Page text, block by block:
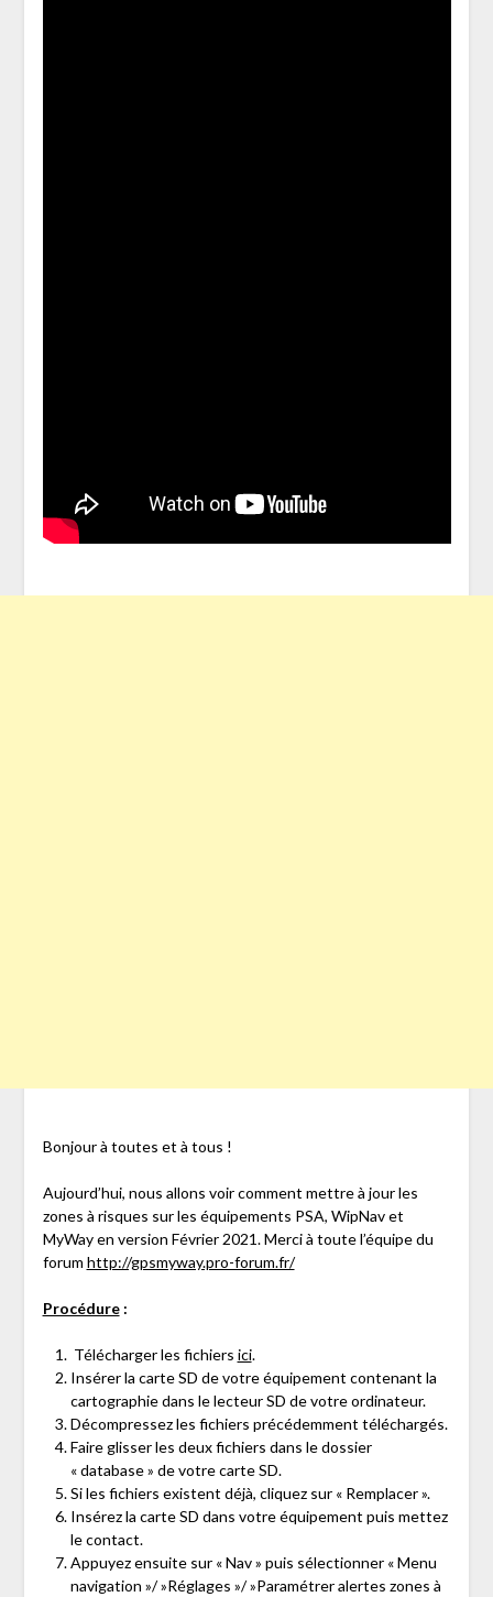
Bonjour à toutes et à tous !
Aujourd’hui, nous allons voir comment mettre à jour les
zones à risques sur les équipements PSA, WipNav et
MyWay en version Février 2021. Merci à toute l’équipe du
forum http://gpsmyway.pro-forum.fr/
Procédure:
Télécharger les fichiers ici.
Insérer la carte SD de votre équipement contenant la
cartographie dans le lecteur SD de votre ordinateur.
Décompressez les fichiers précédemment téléchargés.
Faire glisser les deux fichiers dans le dossier
« database » de votre carte SD.
Si les fichiers existent déjà, cliquez sur « Remplacer ».
Insérez la carte SD dans votre équipement puis mettez
le contact.
Appuyez ensuite sur « Nav » puis sélectionner « Menu
navigation »/ »Réglages »/ »Paramétrer alertes zones à